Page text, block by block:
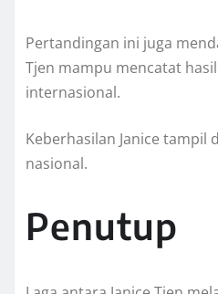
Pertandingan ini juga
Tjen mampu mencatat
internasional.
Keberhasilan Janice
nasional.
Penutup